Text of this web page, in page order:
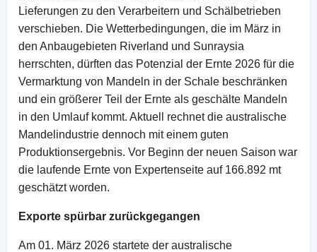
Lieferungen zu den Verarbeitern und Schälbetrieben
verschieben. Die Wetterbedingungen, die im März in
den Anbaugebieten Riverland und Sunraysia
herrschten, dürften das Potenzial der Ernte 2026 für die
Vermarktung von Mandeln in der Schale beschränken
und ein größerer Teil der Ernte als geschälte Mandeln
in den Umlauf kommt. Aktuell rechnet die australische
Mandelindustrie dennoch mit einem guten
Produktionsergebnis. Vor Beginn der neuen Saison war
die laufende Ernte von Expertenseite auf 166.892 mt
geschätzt worden.
Exporte spürbar zurückgegangen
Am 01. März 2026 startete der australische